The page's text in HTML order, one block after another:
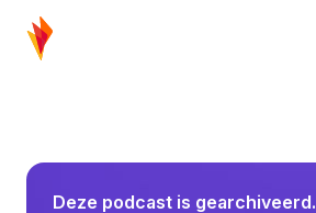
Deze podcast is gearchiveerd.